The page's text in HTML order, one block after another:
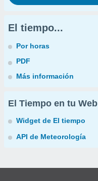
El tiempo...
Por horas
PDF
Más información
El Tiempo en tu Web
Widget de El tiempo
API de Meteorología